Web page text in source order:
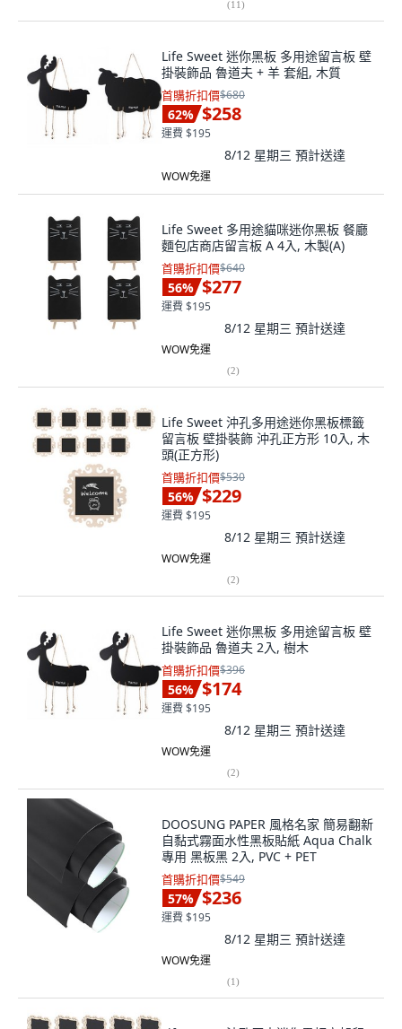
(11)
Life Sweet 迷你黑板 多用途留言板 壁
掛裝飾品 魯道夫 + 羊 套組, 木質
首購折扣價$680
62% $258
運費 $195
8/12 星期三 預計送達
WOW免運
Life Sweet 多用途貓咪迷你黑板 餐廳
麵包店商店留言板 A 4入, 木製(A)
首購折扣價$640
56% $277
運費 $195
8/12 星期三 預計送達
WOW免運
(2)
Life Sweet 沖孔多用途迷你黑板標籤
留言板 壁掛裝飾 沖孔正方形 10入, 木
頭(正方形)
首購折扣價$530
56% $229
運費 $195
8/12 星期三 預計送達
WOW免運
(2)
Life Sweet 迷你黑板 多用途留言板 壁
掛裝飾品 魯道夫 2入, 樹木
首購折扣價$396
56% $174
運費 $195
8/12 星期三 預計送達
WOW免運
(2)
DOOSUNG PAPER 風格名家 簡易翻新
自黏式霧面水性黑板貼紙 Aqua Chalk
專用 黑板黑 2入, PVC + PET
首購折扣價$549
57% $236
運費 $195
8/12 星期三 預計送達
WOW免運
(1)